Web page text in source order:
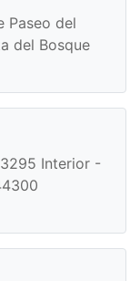
Paseo del
del Bosque
Interior -